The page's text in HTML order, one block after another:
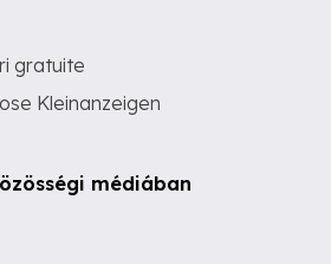
gratuite
Kleinanzeigen
médiában